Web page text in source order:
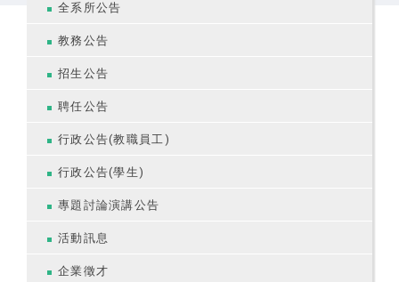
全系所公告
教務公告
招生公告
聘任公告
行政公告(教職員工)
行政公告(學生)
專題討論演講公告
活動訊息
企業徵才